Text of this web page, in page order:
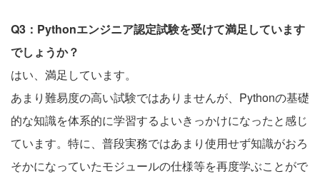
Q3：Pythonエンジニア認定試験を受けて満足しています
でしょうか？
はい、満足しています。
あまり難易度の高い試験ではありませんが、Pythonの基礎
的な知識を体系的に学習するよいきっかけになったと感じ
ています。特に、普段実務ではあまり使用せず知識がおろ
そかになっていたモジュールの仕様等を再度学ぶことがで